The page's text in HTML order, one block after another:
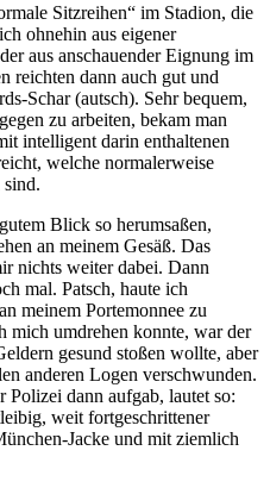
Sitzreihen“ im Stadion, die
ohnehin aus eigener
aus anschauender Eignung im
reichten dann auch gut und
Schar (autsch). Sehr bequem,
zu arbeiten, bekam man
intelligent darin enthaltenen
welche normalerweise
sind.
Blick so herumsaßen,
an meinem Gesäß. Das
nichts weiter dabei. Dann
mal. Patsch, haute ich
meinem Portemonnee zu
mich umdrehen konnte, war der
gesund stoßen wollte, aber
anderen Logen verschwunden.
Polizei dann aufgab, lautet so:
weit fortgeschrittener
Jacke und mit ziemlich